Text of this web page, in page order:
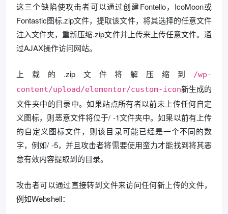
这三个缺陷使攻击者可以通过创建Fontello，IcoMoon或
Fontastic图标.zip文件，提取该文件，将其选择的任意文件
注入文件夹，重新压缩.zip文件并上传来上传任意文件。通
过AJAX操作访问网站。
上载的.zip文件将解压缩到
/wp-
content/upload/elementor/custom-icon新生成的
文件夹中的目录中。如果站点所有者以前未上传任何自定
义图标，则恶意文件将位于/ -1文件夹中。如果以前有上传
的自定义图标文件，则该目录可能已经是一个不同的数
字，例如/ -5，并且攻击者将需要使用蛮力才能找到将其恶
意有效内容提取到的目录。
攻击者可以通过直接转到文件来访问任何新上传的文件，
例如Webshel​​l：